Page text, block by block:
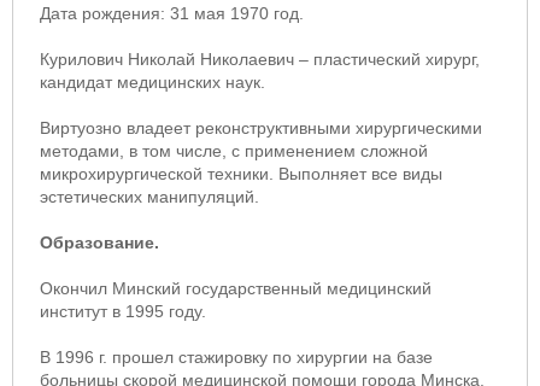
Дата рождения: 31 мая 1970 год.
Курилович Николай Николаевич – пластический хирург,
кандидат медицинских наук.
Виртуозно владеет реконструктивными хирургическими
методами, в том числе, с применением сложной
микрохирургической техники. Выполняет все виды
эстетических манипуляций.
Образование.
Окончил Минский государственный медицинский
институт в 1995 году.
В 1996 г. прошел стажировку по хирургии на базе
больницы скорой медицинской помощи города Минска.